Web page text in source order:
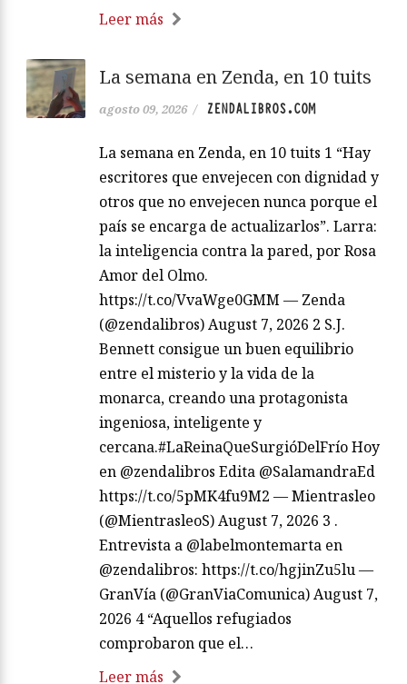
Leer más
La semana en Zenda, en 10 tuits
agosto 09, 2026 / ZENDALIBROS.COM
La semana en Zenda, en 10 tuits 1 “Hay
escritores que envejecen con dignidad y
otros que no envejecen nunca porque el
país se encarga de actualizarlos”. Larra:
la inteligencia contra la pared, por Rosa
Amor del Olmo.
https://t.co/VvaWge0GMM — Zenda
(@zendalibros) August 7, 2026 2 S.J.
Bennett consigue un buen equilibrio
entre el misterio y la vida de la
monarca, creando una protagonista
ingeniosa, inteligente y
cercana.#LaReinaQueSurgióDelFrío Hoy
en @zendalibros Edita @SalamandraEd
https://t.co/5pMK4fu9M2 — Mientrasleo
(@MientrasleoS) August 7, 2026 3 .
Entrevista a @labelmontemarta en
@zendalibros: https://t.co/hgjinZu5lu —
GranVía (@GranViaComunica) August 7,
2026 4 “Aquellos refugiados
comprobaron que el…
Leer más